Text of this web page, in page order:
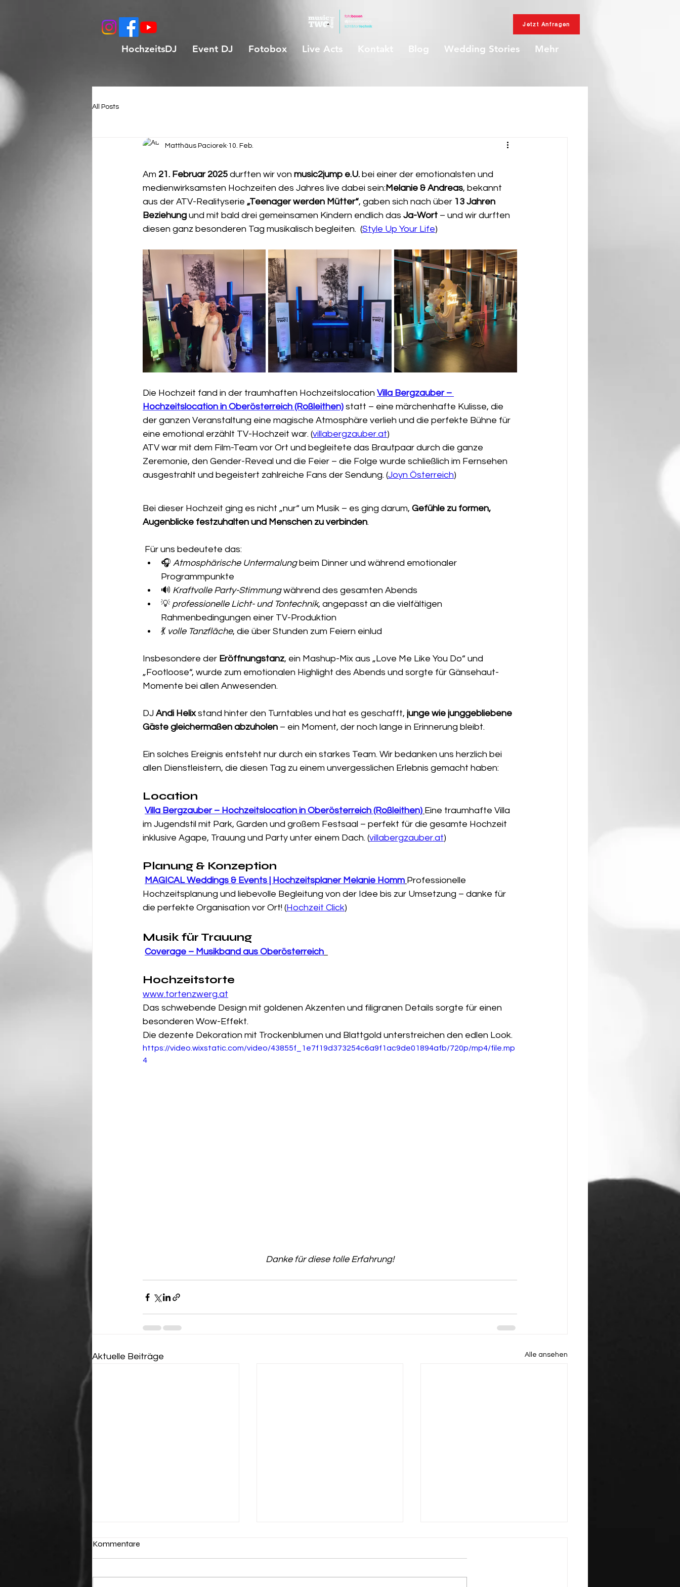
Jetzt Anfragen
HochzeitsDJ Event DJ Fotobox Live Acts Kontakt Blog Wedding Stories Mehr
All Posts
Matthäus Paciorek 10. Feb.
Am 21. Februar 2025 durften wir von music2jump e.U. bei einer der emotionalsten und
medienwirksamsten Hochzeiten des Jahres live dabei sein:Melanie & Andreas, bekannt
aus der ATV-Realityserie „Teenager werden Mütter“, gaben sich nach über 13 Jahren
Beziehung und mit bald drei gemeinsamen Kindern endlich das Ja-Wort – und wir durften
diesen ganz besonderen Tag musikalisch begleiten.  (Style Up Your Life)
Die Hochzeit fand in der traumhaften Hochzeitslocation Villa Bergzauber –
Hochzeitslocation in Oberösterreich (Roßleithen) statt – eine märchenhafte Kulisse, die
der ganzen Veranstaltung eine magische Atmosphäre verlieh und die perfekte Bühne für
eine emotional erzählt TV-Hochzeit war. (villabergzauber.at)
ATV war mit dem Film-Team vor Ort und begleitete das Brautpaar durch die ganze
Zeremonie, den Gender-Reveal und die Feier – die Folge wurde schließlich im Fernsehen
ausgestrahlt und begeistert zahlreiche Fans der Sendung. (Joyn Österreich)
Bei dieser Hochzeit ging es nicht „nur“ um Musik – es ging darum, Gefühle zu formen,
Augenblicke festzuhalten und Menschen zu verbinden.
Für uns bedeutete das:
🎧 Atmosphärische Untermalung beim Dinner und während emotionaler
Programmpunkte
🔊 Kraftvolle Party-Stimmung während des gesamten Abends
💡 professionelle Licht- und Tontechnik, angepasst an die vielfältigen
Rahmenbedingungen einer TV-Produktion
💃 volle Tanzfläche, die über Stunden zum Feiern einlud
Insbesondere der Eröffnungstanz, ein Mashup-Mix aus „Love Me Like You Do“ und
„Footloose“, wurde zum emotionalen Highlight des Abends und sorgte für Gänsehaut-
Momente bei allen Anwesenden.
DJ Andi Helix stand hinter den Turntables und hat es geschafft, junge wie junggebliebene
Gäste gleichermaßen abzuholen – ein Moment, der noch lange in Erinnerung bleibt.
Ein solches Ereignis entsteht nur durch ein starkes Team. Wir bedanken uns herzlich bei
allen Dienstleistern, die diesen Tag zu einem unvergesslichen Erlebnis gemacht haben:
Location
Villa Bergzauber – Hochzeitslocation in Oberösterreich (Roßleithen) Eine traumhafte Villa
im Jugendstil mit Park, Garden und großem Festsaal – perfekt für die gesamte Hochzeit
inklusive Agape, Trauung und Party unter einem Dach. (villabergzauber.at)
Planung & Konzeption
MAGICAL Weddings & Events | Hochzeitsplaner Melanie Homm Professionelle
Hochzeitsplanung und liebevolle Begleitung von der Idee bis zur Umsetzung – danke für
die perfekte Organisation vor Ort! (Hochzeit Click)
Musik für Trauung
Coverage – Musikband aus Oberösterreich
Hochzeitstorte
www.tortenzwerg.at
Das schwebende Design mit goldenen Akzenten und filigranen Details sorgte für einen
besonderen Wow-Effekt.
Die dezente Dekoration mit Trockenblumen und Blattgold unterstreichen den edlen Look.
https://video.wixstatic.com/video/43855f_1e7f19d373254c6a9f1ac9de01894afb/720p/mp4/file.mp
4
Danke für diese tolle Erfahrung!
Aktuelle Beiträge Alle ansehen
Kommentare